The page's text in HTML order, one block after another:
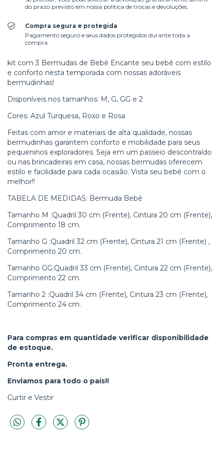
do prazo previsto em nossa política de trocas e devoluções.
Compra segura e protegida
Pagamento seguro e seus dados protegidos durante toda a
compra.
kit com 3 Bermudas de Bebê Encante seu bebê com estilo
e conforto nesta temporada com nossas adoráveis
bermudinhas!
Disponíveis nos tamanhos: M, G, GG e 2
Cores: Azul Turquesa, Roxo e Rosa
Feitas com amor e materiais de alta qualidade, nossas
bermudinhas garantem conforto e mobilidade para seus
pequeninos exploradores. Seja em um passeio descontraído
ou nas brincadeiras em casa, nossas bermudas oferecem
estilo e facilidade para cada ocasião. Vista seu bebê com o
melhor!!
TABELA DE MEDIDAS: Bermuda Bebê
Tamanho M :Quadril 30 cm (Frente), Cintura 20 cm (Frente),
Comprimento 18 cm.
Tamanho G :Quadril 32 cm (Frente), Cintura 21 cm (Frente) ,
Comprimento 20 cm.
Tamanho GG:Quadril 33 cm (Frente), Cintura 22 cm (Frente),
Comprimento 22 cm.
Tamanho 2 :Quadril 34 cm (Frente), Cintura 23 cm (Frente),
Comprimento 24 cm.
Para compras em quantidade verificar disponibilidade
de estoque.
Pronta entrega.
Enviamos para todo o país!!
Curtir e Vestir